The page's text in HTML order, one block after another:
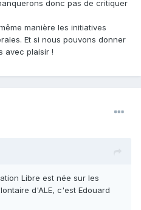
donc pas de critiquer
manière les initiatives
Et si nous pouvons donner
avec plaisir !
Libre est née sur les
d'ALE, c'est Edouard